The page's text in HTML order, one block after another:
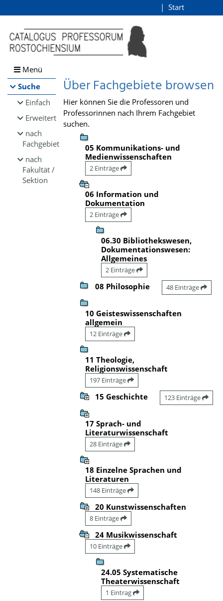
Browsen
direkt zum Inhalt
Start
Menü
Suche
Einfach
Erweitert
nach
Fachgebiet
nach
Fakultät /
Sektion
Über Fachgebiete browsen
Hier können Sie die Professoren und
Professorinnen nach Ihrem Fachgebiet
suchen.
05 Kommunikations- und
Medienwissenschaften
2 Einträge
06 Information und
Dokumentation
2 Einträge
06.30 Bibliothekswesen,
Dokumentationswesen:
Allgemeines
2 Einträge
08 Philosophie 48 Einträge
10 Geisteswissenschaften
allgemein
12 Einträge
11 Theologie,
Religionswissenschaft
197 Einträge
15 Geschichte 123 Einträge
17 Sprach- und
Literaturwissenschaft
28 Einträge
18 Einzelne Sprachen und
Literaturen
148 Einträge
20 Kunstwissenschaften
8 Einträge
24 Musikwissenschaft
10 Einträge
24.05 Systematische
Theaterwissenschaft
1 Eintrag